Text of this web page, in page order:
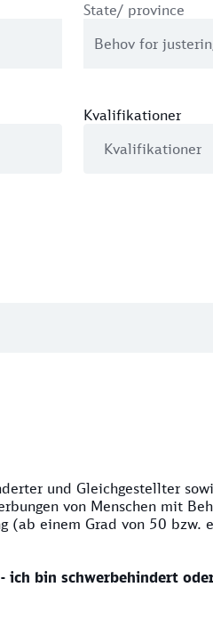
State/ province
Kvalifikationer
und Gleichgestellter
von Menschen mit
(ab einem Grad von 50
bin schwerbehindert